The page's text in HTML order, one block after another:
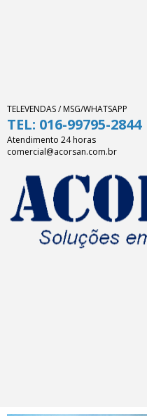
TELEVENDAS / MSG/WHATSAPP
TEL: 016-99795-2844
Atendimento 24 horas
comercial@acorsan.com.br